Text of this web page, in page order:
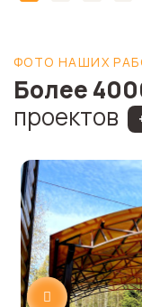
ФОТО НАШИХ
Более
проектов